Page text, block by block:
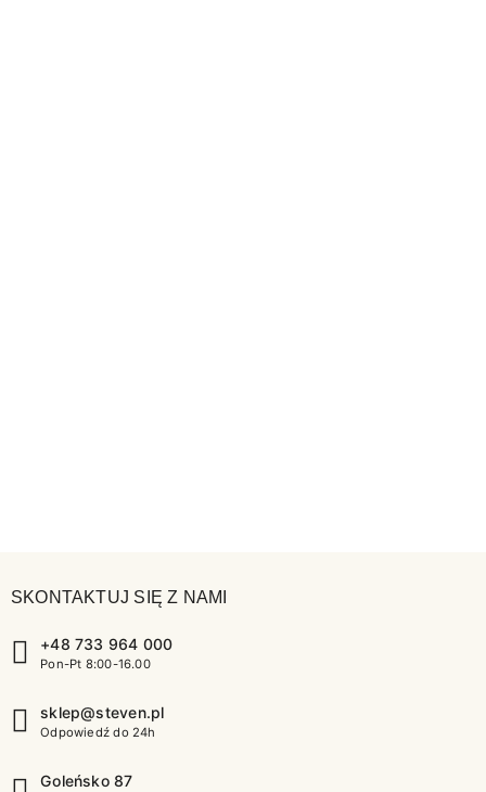
SKONTAKTUJ SIĘ Z NAMI
+48 733 964 000
Pon-Pt 8:00-16.00
sklep@steven.pl
Odpowiedź do 24h
Goleńsko 87